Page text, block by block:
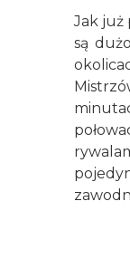
Jak już
są